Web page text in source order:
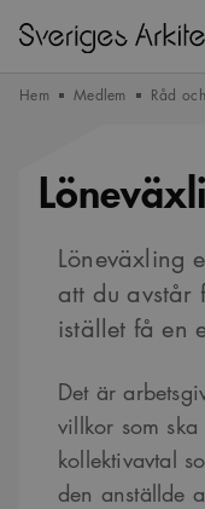
Hem Medlem Råd
Löneväxling
att du avstår
istället få en
Det är
villkor som
kollektivavtal
den anställde